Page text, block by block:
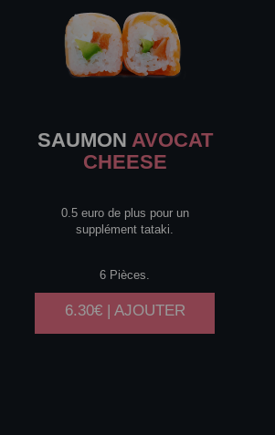
SAUMON AVOCAT
CHEESE
0.5 euro de plus pour un
supplément tataki.
6 Pièces.
6.30€ | AJOUTER